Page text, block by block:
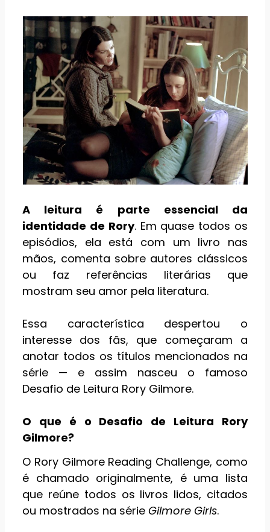
A leitura é parte essencial da
identidade de Rory. Em quase todos os
episódios, ela está com um livro nas
mãos, comenta sobre autores clássicos
ou faz referências literárias que
mostram seu amor pela literatura.
Essa característica despertou o
interesse dos fãs, que começaram a
anotar todos os títulos mencionados na
série — e assim nasceu o famoso
Desafio de Leitura Rory Gilmore.
O que é o Desafio de Leitura Rory
Gilmore?
O Rory Gilmore Reading Challenge, como
é chamado originalmente, é uma lista
que reúne todos os livros lidos, citados
ou mostrados na sérieGilmore Girls.